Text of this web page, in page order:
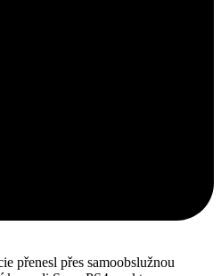
přenesl přes samoobslužnou